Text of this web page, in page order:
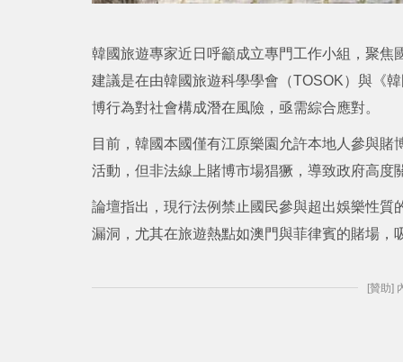
韓國旅遊專家近日呼籲成立專門工作小組，聚
建議是在由韓國旅遊科學學會（TOSOK）與《
博行為對社會構成潛在風險，亟需綜合應對。
目前，韓國本國僅有江原樂園允許本地人參與
活動，但非法線上賭博市場猖獗，導致政府高度
論壇指出，現行法例禁止國民參與超出娛樂性
漏洞，尤其在旅遊熱點如澳門與菲律賓的賭場，
[贊助]